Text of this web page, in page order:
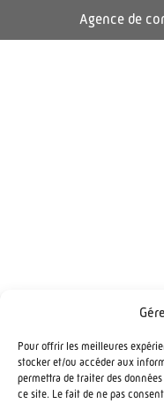
Pour offrir les meilleures
stocker et/ou accéder aux
permettra de traiter des
ce site. Le fait de ne pas
Agence de